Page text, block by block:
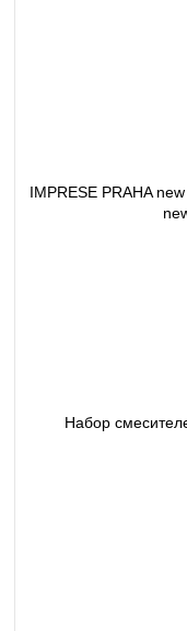
IMPRESE PRAHA
Набор